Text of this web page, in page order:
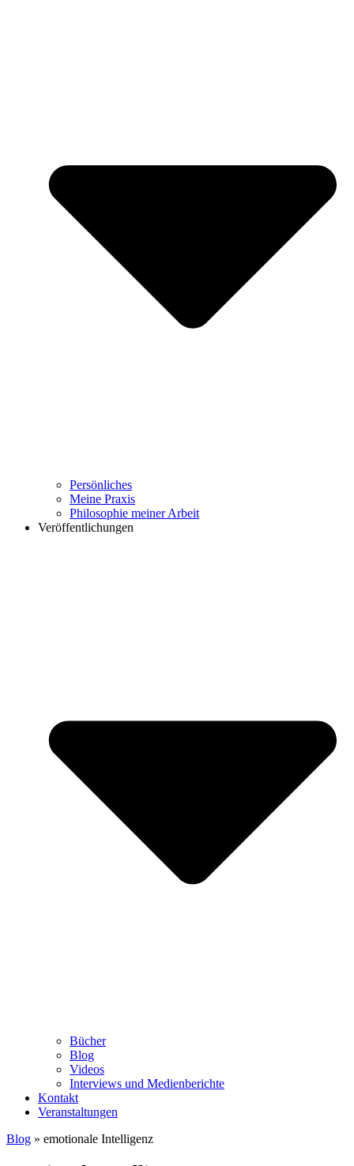
Persönliches
Meine Praxis
Philosophie meiner Arbeit
Veröffentlichungen
Bücher
Blog
Videos
Interviews und Medienberichte
Kontakt
Veranstaltungen
Blog » emotionale Intelligenz